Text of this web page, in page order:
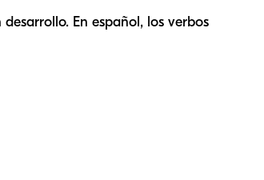
En español, los verbos